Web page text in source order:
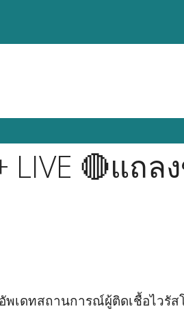
🔴แถล
พเดทสถานการณ์ผู้ติดเชื้อไวรัส